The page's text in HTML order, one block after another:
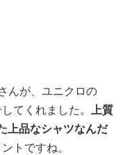
んが、ユニクロの
てくれました。 上質
上品なシャツなんだ
トですね。